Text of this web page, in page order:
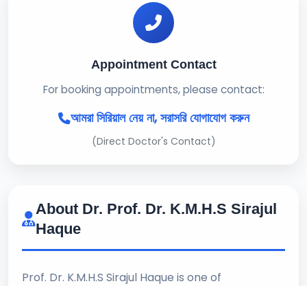
Appointment Contact
For booking appointments, please contact:
আমরা সিরিয়াল নেয় না, সরাসরি যোগাযোগ করুন
(Direct Doctor's Contact)
About Dr. Prof. Dr. K.M.H.S Sirajul
Haque
Prof. Dr. K.M.H.S Sirajul Haque is one of